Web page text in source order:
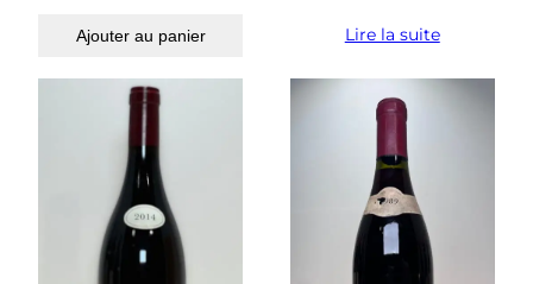
Ajouter au panier Lire la suite